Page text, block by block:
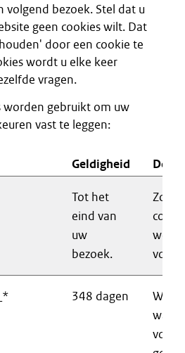
volgend bezoek. Stel dat u
geen cookies wilt. Dat
door een cookie te
wordt u elke keer
vragen.
worden gebruikt om uw
vast te leggen:
Geldigheid Doel
Tot het
eind van
uw
bezoek.
Zorgt
348 dagen
voor